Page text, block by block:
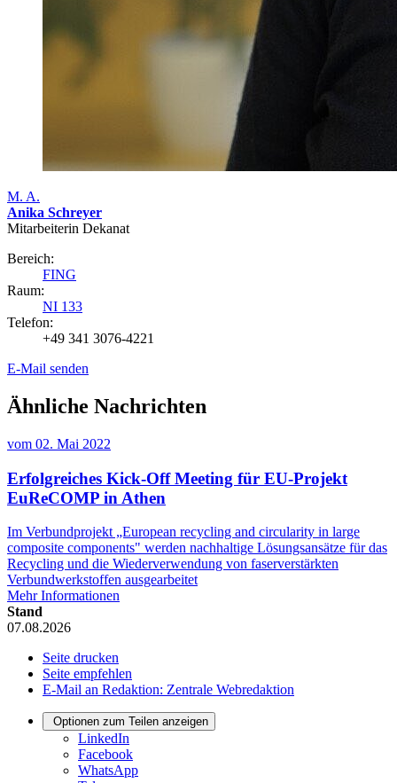
M. A.
Anika Schreyer
Mitarbeiterin Dekanat
Bereich:
FING
Raum:
NI 133
Telefon:
+49 341 3076-4221
E-Mail senden
Ähnliche Nachrichten
vom 02. Mai 2022
Erfolgreiches Kick-Off Meeting für EU-Projekt
EuReCOMP in Athen
Im Verbundprojekt „European recycling and circularity in large
composite components" werden nachhaltige Lösungsansätze für das
Recycling und die Wiederverwendung von faserverstärkten
Verbundwerkstoffen ausgearbeitet
Mehr Informationen
Stand
07.08.2026
Seite drucken
Seite empfehlen
E-Mail an Redaktion: Zentrale Webredaktion
Optionen zum Teilen anzeigen
LinkedIn
Facebook
WhatsApp